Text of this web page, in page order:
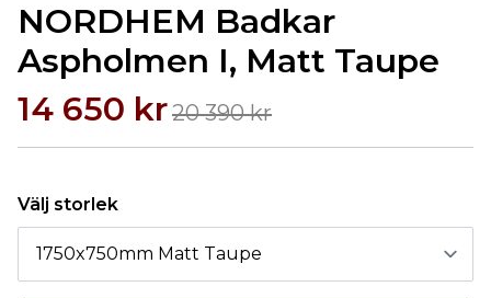
NORDHEM Badkar
Aspholmen I, Matt Taupe
14 650 kr20 390 kr
Välj storlek